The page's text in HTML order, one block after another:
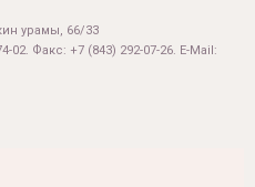
урамы, 66/33
02. Факс: +7 (843) 292-07-26. E-Mail: